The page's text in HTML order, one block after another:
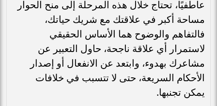
عاطفيًا، تحتاج خلال هذه المرحلة إلى منح الحوار
مساحة أكبر في علاقتك مع شريك حياتك،
فالتفاهم والوضوح هما الأساس الحقيقي
لاستمرار أي علاقة ناجحة، حاول التعبير عن
مشاعرك بهدوء، وابتعد عن الانفعال أو إصدار
الأحكام السريعة، حتى لا تتسبب في خلافات
يمكن تجنبها.